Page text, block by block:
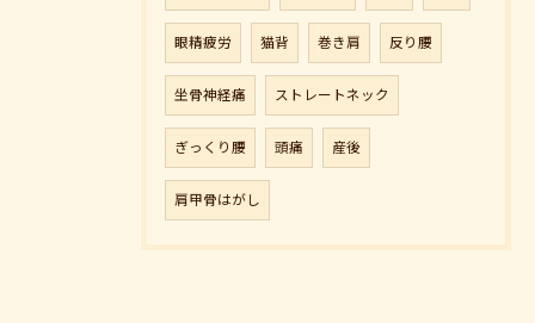
眼精疲労 猫背 巻き肩 反り腰
坐骨神経痛 ストレートネック
ぎっくり腰 頭痛 産後
肩甲骨はがし